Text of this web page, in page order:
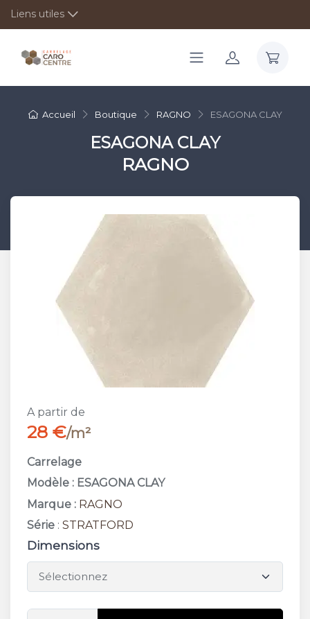
Liens utiles
Accueil Boutique RAGNO ESAGONA CLAY
ESAGONA CLAY
RAGNO
A partir de
28 €/m²
Carrelage
Modèle : ESAGONA CLAY
Marque : RAGNO
Série : STRATFORD
Dimensions